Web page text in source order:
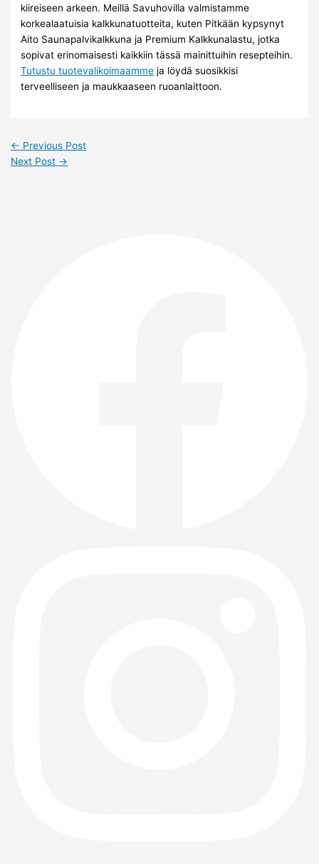
kiireiseen arkeen. Meillä Savuhovilla valmistamme
korkealaatuisia kalkkunatuotteita, kuten Pitkään kypsynyt
Aito Saunapalvikalkkuna ja Premium Kalkkunalastu, jotka
sopivat erinomaisesti kaikkiin tässä mainittuihin resepteihin.
Tutustu tuotevalikoimaamme ja löydä suosikkisi
terveelliseen ja maukkaaseen ruoanlaittoon.
← Previous Post
Next Post →